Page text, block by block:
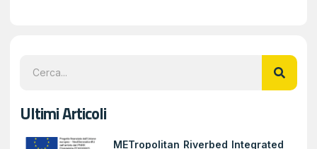
Ultimi Articoli
METropolitan Riverbed Integrated